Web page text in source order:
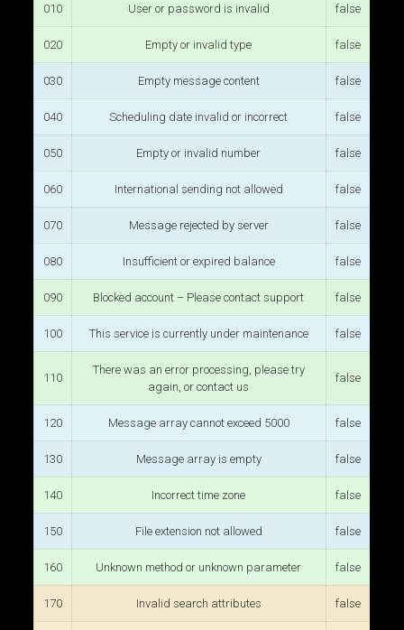
010 User or password is invalid false
020 Empty or invalid type false
030 Empty message content false
040 Scheduling date invalid or incorrect false
050 Empty or invalid number false
060 International sending not allowed false
070 Message rejected by server false
080 Insufficient or expired balance false
090 Blocked account – Please contact support false
100 This service is currently under maintenance false
110
There was an error processing, please try
again, or contact us
false
120 Message array cannot exceed 5000 false
130 Message array is empty false
140 Incorrect time zone false
150 File extension not allowed false
160 Unknown method or unknown parameter false
170 Invalid search attributes false